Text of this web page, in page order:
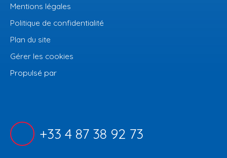
Mentions légales
Politique de confidentialité
Plan du site
Gérer les cookies
Propulsé par
+33 4 87 38 92 73